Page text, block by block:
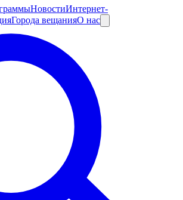
НовостиИнтернет-
Города вещанияО нас